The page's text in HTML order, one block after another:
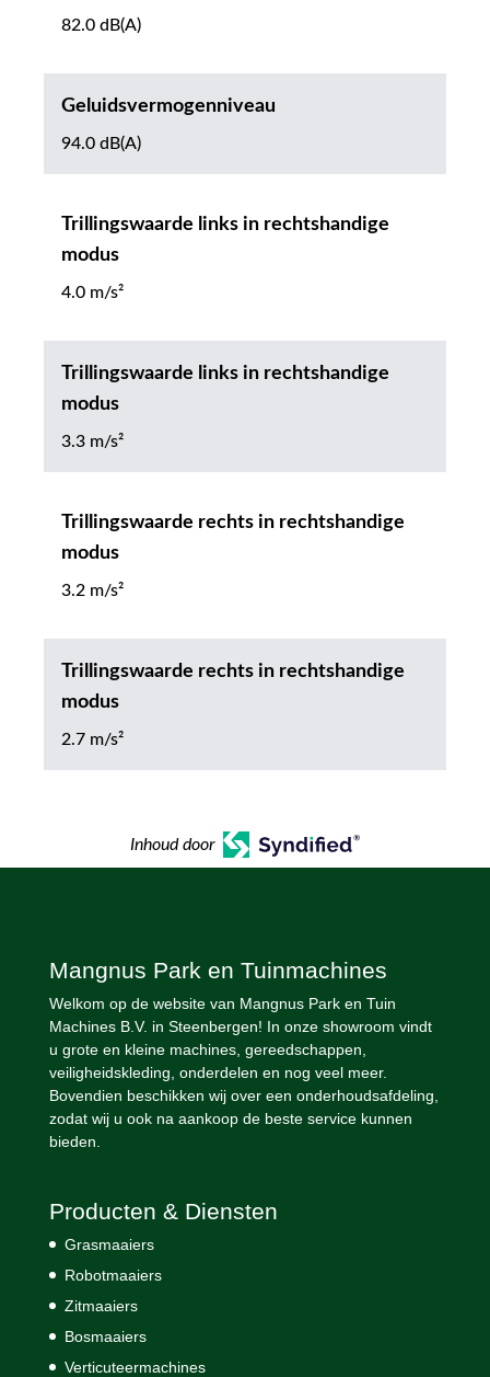
82.0 dB(A)
Geluidsvermogenniveau
94.0 dB(A)
Trillingswaarde links in rechtshandige
modus
4.0 m/s²
Trillingswaarde links in rechtshandige
modus
3.3 m/s²
Trillingswaarde rechts in rechtshandige
modus
3.2 m/s²
Trillingswaarde rechts in rechtshandige
modus
2.7 m/s²
Inhoud door
Mangnus Park en Tuinmachines
Welkom op de website van Mangnus Park en Tuin
Machines B.V. in Steenbergen! In onze showroom vindt
u grote en kleine machines, gereedschappen,
veiligheidskleding, onderdelen en nog veel meer.
Bovendien beschikken wij over een onderhoudsafdeling,
zodat wij u ook na aankoop de beste service kunnen
bieden.
Producten & Diensten
Grasmaaiers
Robotmaaiers
Zitmaaiers
Bosmaaiers
Verticuteermachines